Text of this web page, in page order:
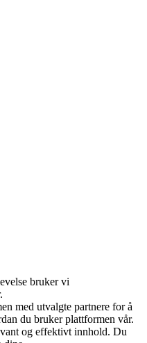
bruker vi
med utvalgte partnere for å
du bruker plattformen vår.
og effektivt innhold. Du